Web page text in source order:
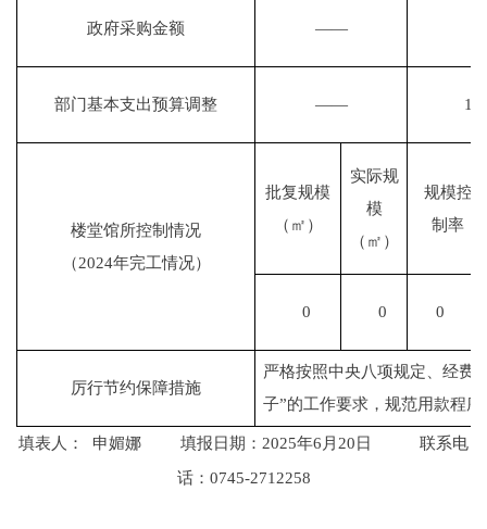
政府采购金额 ——
部门基本支出预算调整 ——
楼堂馆所控制情况
（2024年完工情况）
批复规模
（㎡）
实际规
模
（㎡）
规模控
制率
0 0 0
厉行节约保障措施
严格按照中央八项规定、经费
子”的工作要求，规范用款程
填表人： 申媚娜 填报日期： 2025年6月20日 联系电
话： 0745-2712258